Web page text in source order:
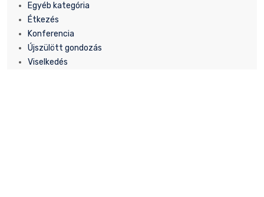
Egyéb kategória
Étkezés
Konferencia
Újszülött gondozás
Viselkedés